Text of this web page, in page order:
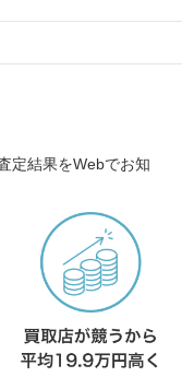
定結果をWebでお知